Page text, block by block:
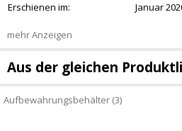
Erschienen im:
Januar
mehr Anzeigen
Aus der gleichen
Aufbewahrungsbehälter (3)